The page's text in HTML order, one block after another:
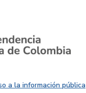
a la información pública